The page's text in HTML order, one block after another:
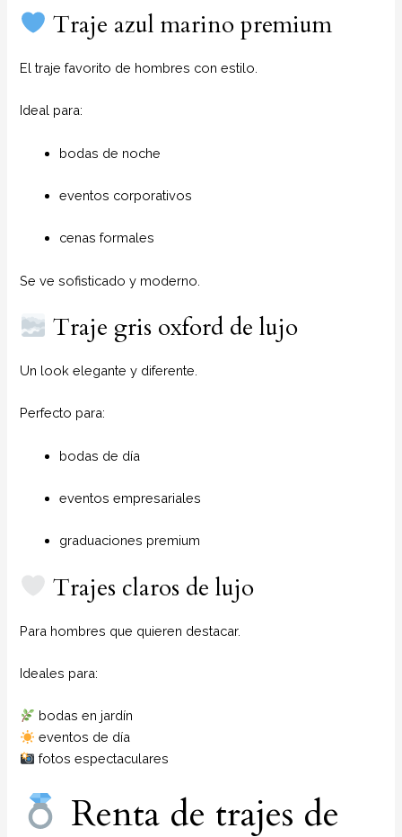
Traje azul marino premium
El traje favorito de hombres con estilo.
Ideal para:
bodas de noche
eventos corporativos
cenas formales
Se ve sofisticado y moderno.
Traje gris oxford de lujo
Un look elegante y diferente.
Perfecto para:
bodas de día
eventos empresariales
graduaciones premium
Trajes claros de lujo
Para hombres que quieren destacar.
Ideales para:
bodas en jardín
eventos de día
fotos espectaculares
Renta de trajes de